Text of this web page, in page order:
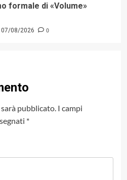
formale di «Volume»
07/08/2026 0
pubblicato. I campi
*